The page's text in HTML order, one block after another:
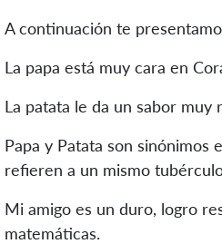
A continuación te
La papa está muy cara en
La patata le da un sabor muy
Papa y Patata son sinónimos
refieren a un mismo
Mi amigo es un duro, logro
matemáticas.